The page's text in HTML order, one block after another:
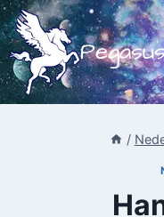
Doorgaan
naar
inhoud
/